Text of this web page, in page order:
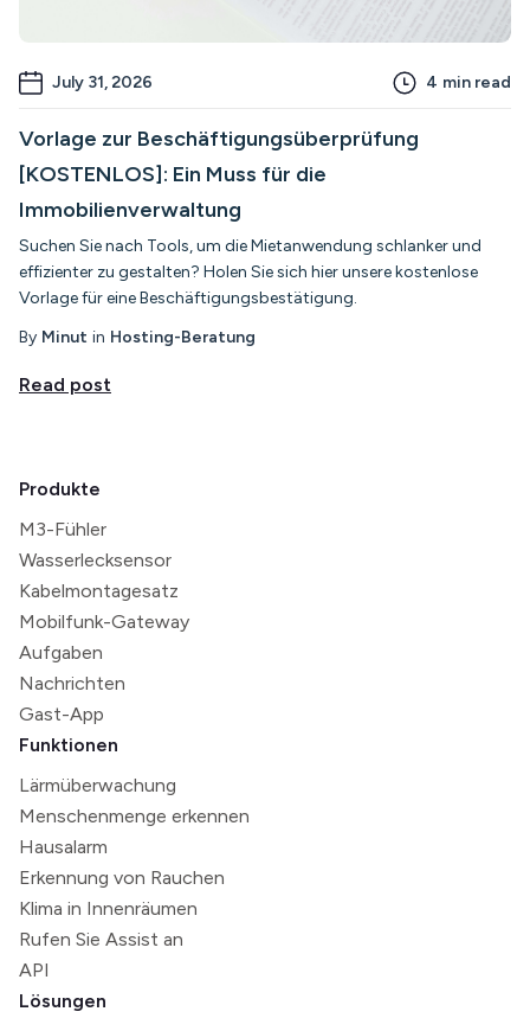
July 31, 2026 4 min read
Vorlage zur Beschäftigungsüberprüfung
[KOSTENLOS]: Ein Muss für die
Immobilienverwaltung
Suchen Sie nach Tools, um die Mietanwendung schlanker und
effizienter zu gestalten? Holen Sie sich hier unsere kostenlose
Vorlage für eine Beschäftigungsbestätigung.
By Minut in Hosting-Beratung
Read post
Produkte
M3-Fühler
Wasserlecksensor
Kabelmontagesatz
Mobilfunk-Gateway
Aufgaben
Nachrichten
Gast-App
Funktionen
Lärmüberwachung
Menschenmenge erkennen
Hausalarm
Erkennung von Rauchen
Klima in Innenräumen
Rufen Sie Assist an
API
Lösungen